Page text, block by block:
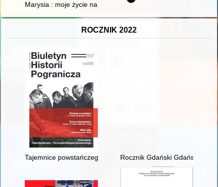
Marysia : moje życie na przedwojennych Kresach : (historia
ROCZNIK 2022
Tajemnice powstańczego obelisku : nieznane źródło do
Rocznik Gdański Gdańskiego